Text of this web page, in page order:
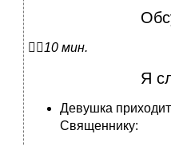
10 мин.
Я
Девушка
Священнику: